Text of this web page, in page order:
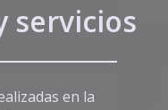
servicios
en la